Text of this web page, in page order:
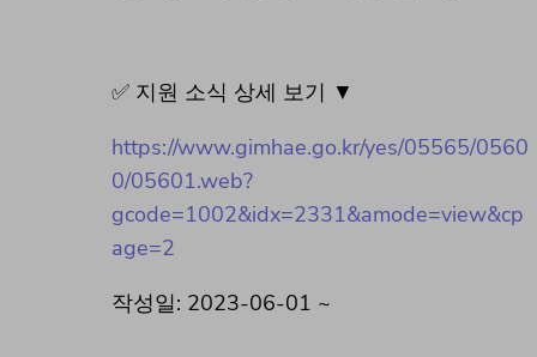
✅ 지원 소식 상세 보기 ▼
https://www.gimhae.go.kr/yes/05565/0560
0/05601.web?
gcode=1002&idx=2331&amode=view&cp
age=2
작성일: 2023-06-01 ~